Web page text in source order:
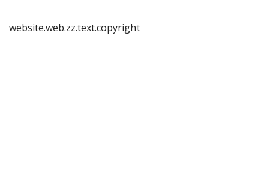
website.web.zz.text.copyright